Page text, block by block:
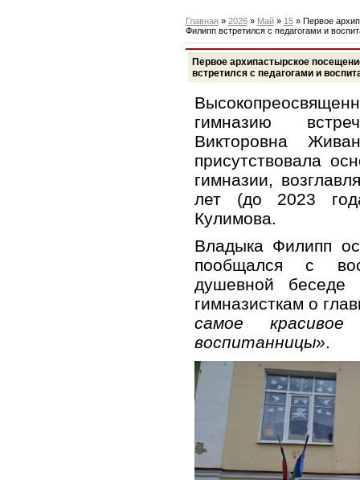
Главная » 2026 » Май » 15» Первое
Филипп встретился с педагогами и
Первое архипастырское
встретился с педагогами и
гимназию
Викторовна
присутствовала
гимназии,
лет (до 2023
Кулимова.
Владыка Филипп
пообщался с
душевной беседе
гимназисткам о
самое
воспитанницы».